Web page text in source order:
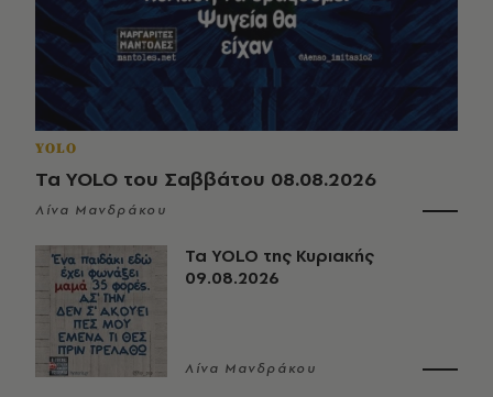
YOLO
Τα YOLO του Σαββάτου 08.08.2026
Λίνα Μανδράκου
Τα YOLO της Κυριακής
09.08.2026
Λίνα Μανδράκου